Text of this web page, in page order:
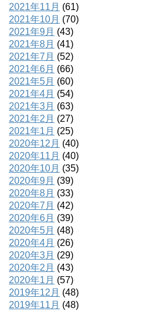
2021年11月 (61)
2021年10月 (70)
2021年9月 (43)
2021年8月 (41)
2021年7月 (52)
2021年6月 (66)
2021年5月 (60)
2021年4月 (54)
2021年3月 (63)
2021年2月 (27)
2021年1月 (25)
2020年12月 (40)
2020年11月 (40)
2020年10月 (35)
2020年9月 (39)
2020年8月 (33)
2020年7月 (42)
2020年6月 (39)
2020年5月 (48)
2020年4月 (26)
2020年3月 (29)
2020年2月 (43)
2020年1月 (57)
2019年12月 (48)
2019年11月 (48)